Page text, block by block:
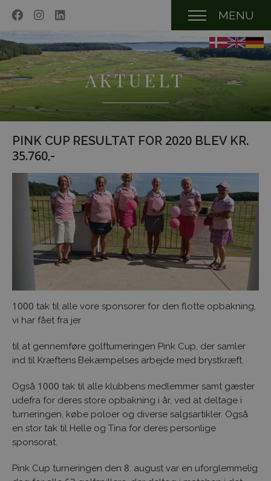
MENU
AKTUELT
PINK CUP RESULTAT FOR 2020 BLEV KR.
35.760,-
1000 tak til alle vore sponsorer for den flotte opbakning,
vi har fået fra jer
til at gennemføre golfturneringen Pink Cup, der samler
ind til Kræftens Bekæmpelses arbejde med brystkræft.
Også 1000 tak til alle klubbens medlemmer samt gæster
udefra for deres store opbakning i år, ved at deltage i
turneringen, købe poloer og diverse salgsartikler. Også
en stor tak til Helle og Tina for deres personlige
sponsorat.
Pink Cup turneringen den 8. august var en uforglemmelig